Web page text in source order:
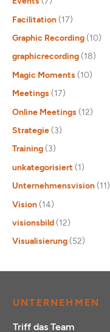
Facilitation (17)
Graphic Recording (10)
graphicrecording (18)
Magic Moments (10)
Meetings (17)
Online Meetings (12)
Strategie (3)
Training (3)
unkategorisiert (1)
Unternehmensvision (11)
Vision (14)
visionsbild (12)
Visualisierung (52)
UNTERNEHMEN
Triff das Team